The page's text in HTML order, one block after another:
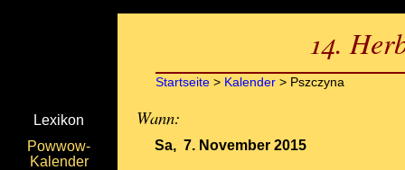
Lexikon
Powwow-
Kalender
14.
Startseite> Kalender> Pszczyna
Wann:
Sa, 7. November 2015